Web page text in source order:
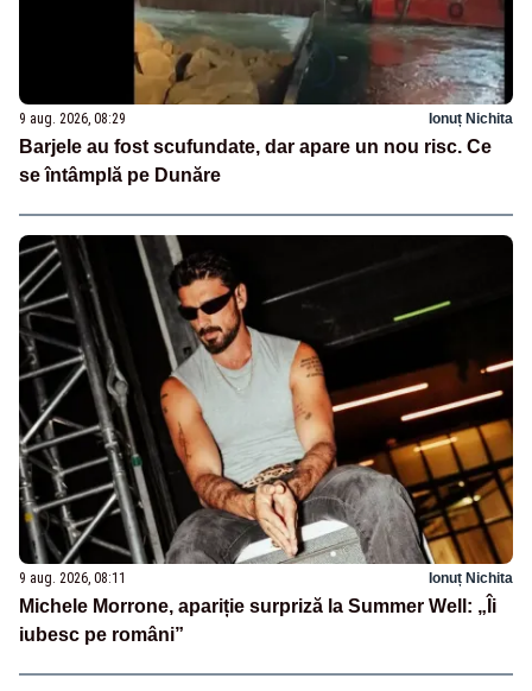
9 aug. 2026, 08:29 Ionuț Nichita
Barjele au fost scufundate, dar apare un nou risc. Ce
se întâmplă pe Dunăre
9 aug. 2026, 08:11 Ionuț Nichita
Michele Morrone, apariție surpriză la Summer Well: „Îi
iubesc pe români”